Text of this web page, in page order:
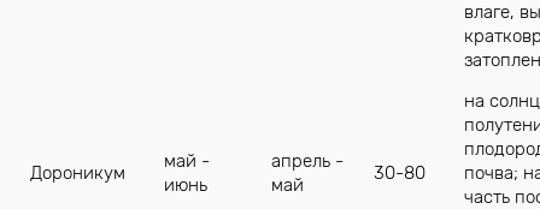
влаге,
Дороникум
май -
июнь
апрель -
май
30-80
на
почва;
часть